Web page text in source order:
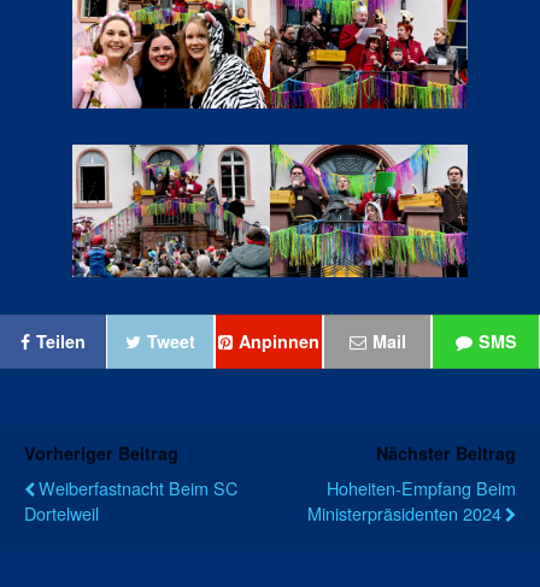
Teilen Tweet Anpinnen Mail SMS
Vorheriger Beitrag
Weiberfastnacht Beim SC
Dortelweil
Nächster Beitrag
Hoheiten-Empfang Beim
Ministerpräsidenten 2024